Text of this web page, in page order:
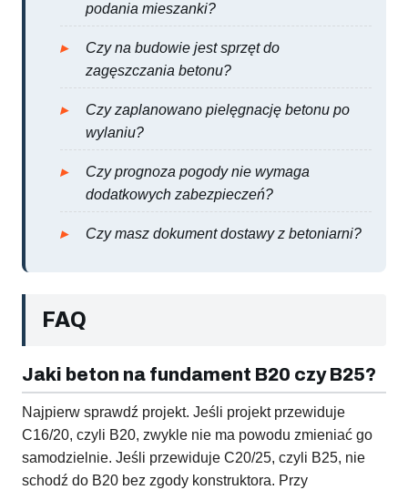
podania mieszanki?
Czy na budowie jest sprzęt do
zagęszczania betonu?
Czy zaplanowano pielęgnację betonu po
wylaniu?
Czy prognoza pogody nie wymaga
dodatkowych zabezpieczeń?
Czy masz dokument dostawy z betoniarni?
FAQ
Jaki beton na fundament B20 czy B25?
Najpierw sprawdź projekt. Jeśli projekt przewiduje
C16/20, czyli B20, zwykle nie ma powodu zmieniać go
samodzielnie. Jeśli przewiduje C20/25, czyli B25, nie
schodź do B20 bez zgody konstruktora. Przy